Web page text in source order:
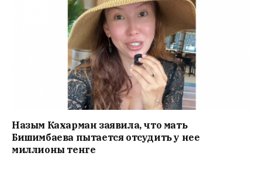
Назым Кахарман заявила, что мать
Бишимбаева пытается отсудить у нее
миллионы тенге